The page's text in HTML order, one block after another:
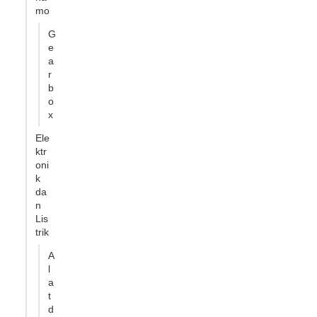
mo
G
e
a
r
b
o
x
Ele
ktr
oni
k
da
n
Lis
trik
A
l
a
t
d